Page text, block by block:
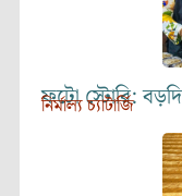
ফটো স্টোরি:
নির্মাল্য চ্যাটার্জি